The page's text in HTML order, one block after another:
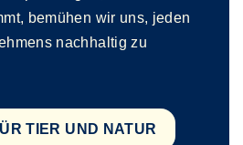
bemühen wir uns, jeden
nachhaltig zu
TIER UND NATUR